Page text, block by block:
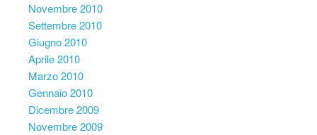
Novembre 2010
Settembre 2010
Giugno 2010
Aprile 2010
Marzo 2010
Gennaio 2010
Dicembre 2009
Novembre 2009